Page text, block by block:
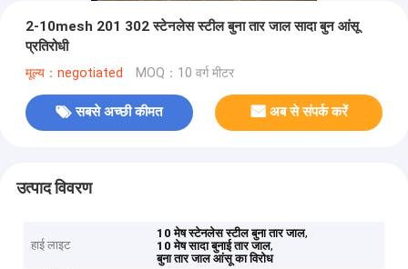
2-10mesh 201 302 स्टेनलेस स्टील बुना तार जाल सादा बुन आंसू
प्रतिरोधी
मूल्य：negotiated MOQ：10 वर्ग मीटर
सबसे अच्छी कीमत अब से संपर्क करें
उत्पाद विवरण
हाई लाइट
10 मेष स्टेनलेस स्टील बुना तार जाल,
10 मेष सादा बुनाई तार जाल,
बुना तार जाल आंसू का विरोध